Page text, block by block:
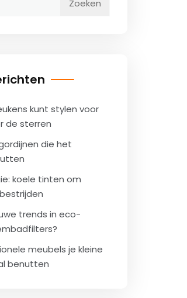
kunt stylen voor
de sterren
die het
koele tinten om
trends in eco-
meubels je kleine
benutten